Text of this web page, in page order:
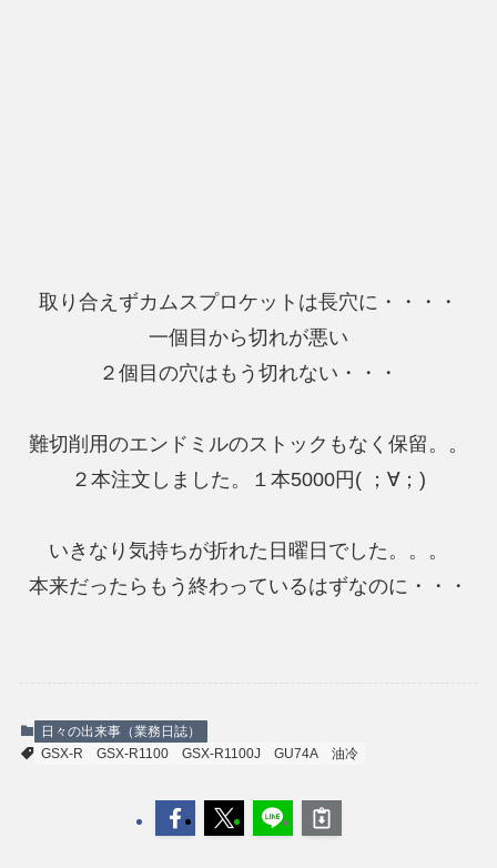
取り合えずカムスプロケットは長穴に・・・・
一個目から切れが悪い
２個目の穴はもう切れない・・・
難切削用のエンドミルのストックもなく保留。。
２本注文しました。１本5000円( ；∀；)
いきなり気持ちが折れた日曜日でした。。。
本来だったらもう終わっているはずなのに・・・
日々の出来事（業務日誌）
GSX-R
GSX-R1100 GSX-R1100J GU74A 油冷